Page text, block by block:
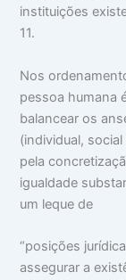
instituições
11.
Nos
pessoa humana
balancear os
(individual,
pela
igualdade
um leque de
“posições
assegurar a